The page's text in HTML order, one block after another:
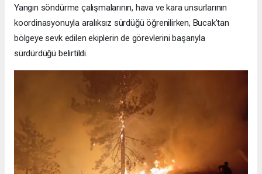
Yangın söndürme çalışmalarının, hava ve kara unsurlarının
koordinasyonuyla aralıksız sürdüğü öğrenilirken, Bucak'tan
bölgeye sevk edilen ekiplerin de görevlerini başarıyla
sürdürdüğü belirtildi.